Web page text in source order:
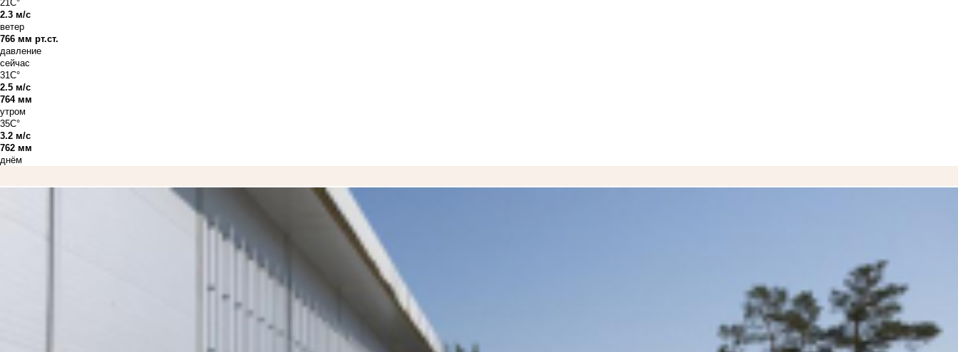
21C°
2.3 м/с
ветер
766 мм рт.ст.
давление
сейчас
31C°
2.5 м/с
764 мм
утром
35C°
3.2 м/с
762 мм
днём